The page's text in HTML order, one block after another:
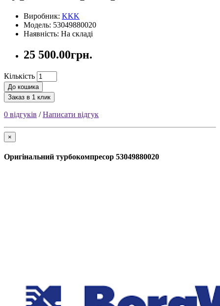
Виробник: KKK
Модель: 53049880020
Наявність: На складі
25 500.00грн.
Кількість
До кошика
Заказ в 1 клик
0 відгуків /Написати відгук
×
Оригінальний турбокомпресор 53049880020